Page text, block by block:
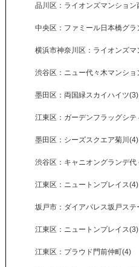
品川区：ライオンズマンション
中央区：ファミール日本橋グ
横浜市神奈川区：ライオンズ
渋谷区：ニュー代々木マンショ
墨田区：両国緑スカイハイツ(3)
江東区：ガーデンフラッグシテ
墨田区：シーズスクエア菊川(4)
渋谷区：キャニオングランデ代
江東区：ニュートンプレイス(4)
坂戸市：ダイアパレス坂戸ス
江東区：ニュートンプレイス(3)
江東区：プラウド門前仲町(4)